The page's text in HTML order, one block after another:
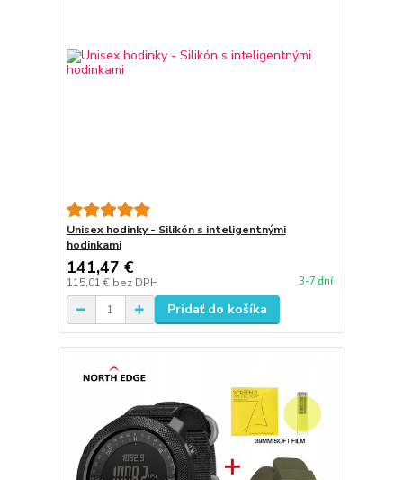
Unisex hodinky - Silikón s inteligentnými
hodinkami
141,47 €
115,01 € bez DPH 3-7 dní
Pridať do košíka